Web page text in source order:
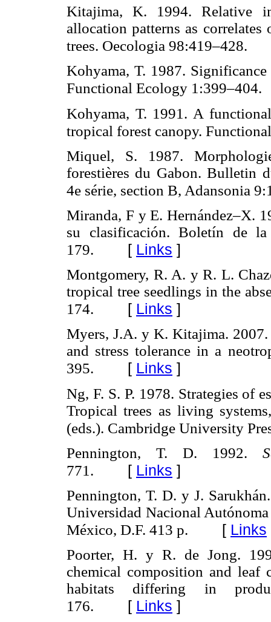
Kitajima, K. 1994. Relative
allocation patterns as
trees. Oecologia 98:419–428.
Kohyama, T. 1987.
Functional Ecology 1:399–404.
Kohyama, T. 1991. A
tropical forest canopy.
Miquel, S. 1987.
forestières du Gabon. Bulletin
4e série, section B, Adansonia
Miranda, F y E. Hernández–X.
su clasificación. Boletín de
179. [ Links ]
Montgomery, R. A. y R. L.
tropical tree seedlings in the
174. [ Links ]
Myers, J.A. y K. Kitajima. 2007.
and stress tolerance in a
395. [ Links ]
Ng, F. S. P. 1978. Strategies of
Tropical trees as living
(eds.). Cambridge University
Pennington, T. D. 1992.
771. [ Links ]
Pennington, T. D. y J.
Universidad Nacional
México, D.F. 413 p. [ Links
Poorter, H. y R. de Jong.
chemical composition and
habitats differing in
176. [ Links ]